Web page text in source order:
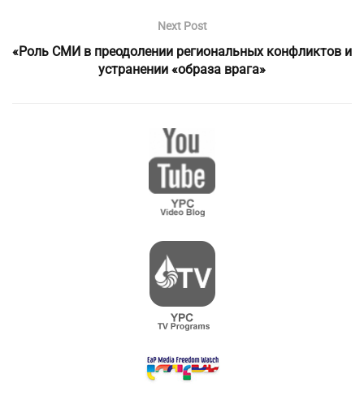
Next Post
«Роль СМИ в преодолении региональных конфликтов и
устранении «образа врага»